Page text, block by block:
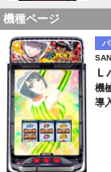
機種ページ
機
導